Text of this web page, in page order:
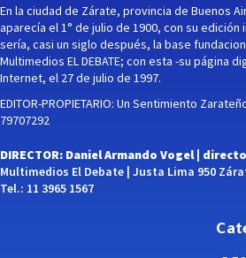
En la ciudad de Zárate, provincia de Buenos
aparecía el 1° de julio de 1900, con su
sería, casi un siglo después, la base
Multimedios EL DEBATE; con esta -su página
Internet, el 27 de julio de 1997.
EDITOR-PROPIETARIO: Un Sentimiento
79707292
DIRECTOR: Daniel Armando Vogel |
Multimedios El Debate | Justa Lima 950
Tel.: 11 3965 1567